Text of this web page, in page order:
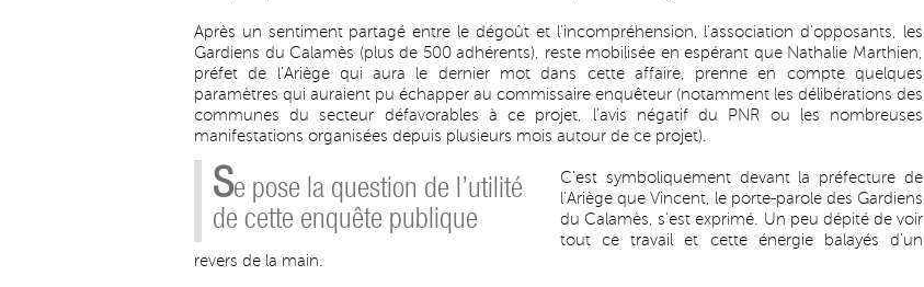
Après un sentiment partagé entre le dégoût et l’incompréhension, l’association d’opposants, les
Gardiens du Calamès (plus de 500 adhérents), reste mobilisée en espérant que Nathalie Marthien,
préfet de l’Ariège qui aura le dernier mot dans cette affaire, prenne en compte quelques
paramètres qui auraient pu échapper au commissaire enquêteur (notamment les délibérations des
communes du secteur défavorables à ce projet, l’avis négatif du PNR ou les nombreuses
manifestations organisées depuis plusieurs mois autour de ce projet).
Se pose la question de l’utilité
de cette enquête publique
C’est symboliquement devant la préfecture de
l’Ariège que Vincent, le porte-parole des Gardiens
du Calamès, s’est exprimé. Un peu dépité de voir
tout ce travail et cette énergie balayés d’un
revers de la main.